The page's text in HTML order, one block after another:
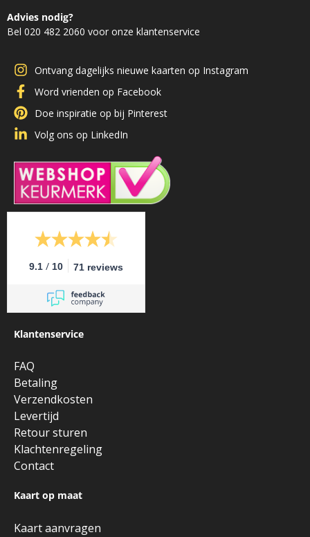
Advies nodig?
Bel 020 482 2060 voor onze klantenservice
Ontvang dagelijks nieuwe kaarten op Instagram
Word vrienden op Facebook
Doe inspiratie op bij Pinterest
Volg ons op LinkedIn
9.1 / 10 71 reviews
Klantenservice
FAQ
Betaling
Verzendkosten
Levertijd
Retour sturen
Klachtenregeling
Contact
Kaart op maat
Kaart aanvragen